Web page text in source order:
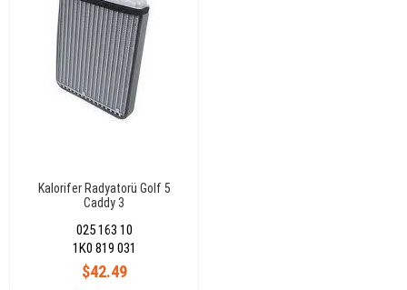
Kalorifer Radyatorü Golf 5
Caddy 3
025 163 10
$42.49
1K0 819 031